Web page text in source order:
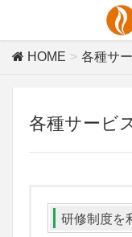
HOME 各種サ
各種サービ
研修制度を